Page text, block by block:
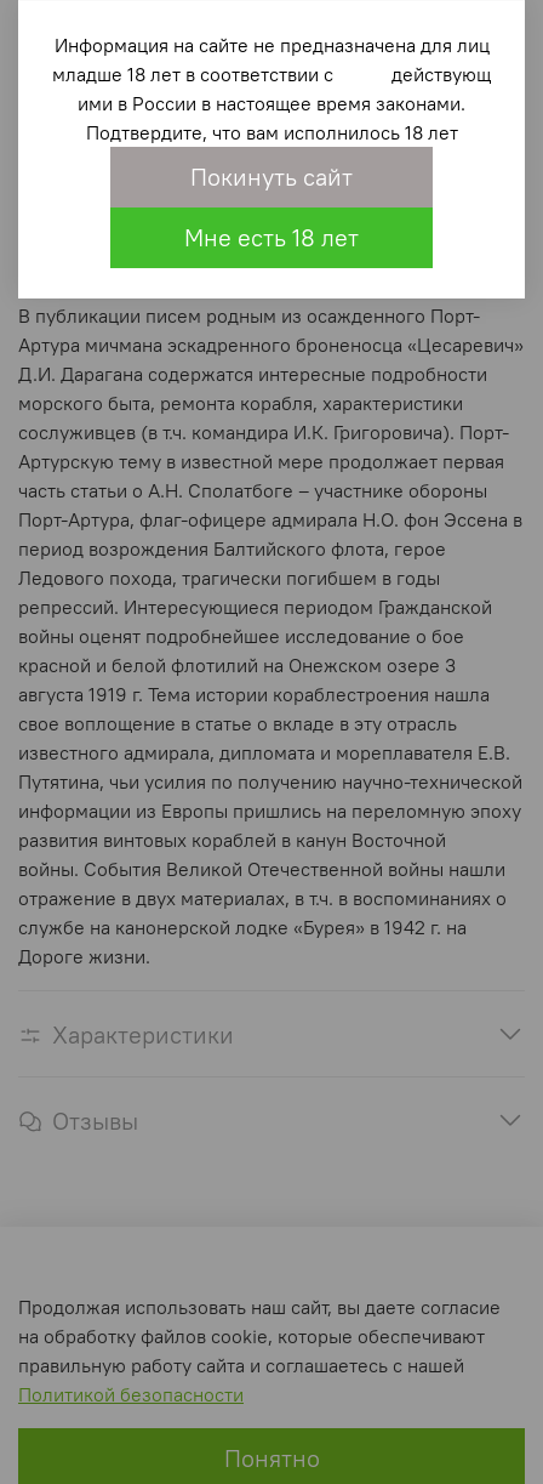
(0) В избранное
В публикации писем родным из осажденного Порт-
Артура мичмана эскадренного броненосца «Цесаревич»
Д.И. Дарагана содержатся интересные подробности
морского быта, ремонта корабля, характеристики
сослуживцев (в т.ч. командира И.К. Григоровича). Порт-
Артурскую тему в известной мере продолжает первая
часть статьи о А.Н. Сполатбоге – участнике обороны
Порт-Артура, флаг-офицере адмирала Н.О. фон Эссена в
период возрождения Балтийского флота, герое
Ледового похода, трагически погибшем в годы
репрессий. Интересующиеся периодом Гражданской
войны оценят подробнейшее исследование о бое
красной и белой флотилий на Онежском озере 3
августа 1919 г. Тема истории кораблестроения нашла
свое воплощение в статье о вкладе в эту отрасль
известного адмирала, дипломата и мореплавателя Е.В.
Путятина, чьи усилия по получению научно-технической
информации из Европы пришлись на переломную эпоху
развития винтовых кораблей в канун Восточной
войны. События Великой Отечественной войны нашли
отражение в двух материалах, в т.ч. в воспоминаниях о
службе на канонерской лодке «Бурея» в 1942 г. на
Дороге жизни.
Характеристики
Отзывы
Пользовательское соглашение
Условия обмена и возврата
Интернет-магазин создан на inSales
Продолжая использовать наш сайт, вы даете согласие
на обработку файлов cookie, которые обеспечивают
правильную работу сайта и соглашаетесь с нашей
Политикой безопасности
Понятно
Информация на сайте не предназначена для лиц
младше 18 лет в соответствии с действующ
ими в России в настоящее время законами.
Подтвердите, что вам исполнилось 18 лет
Покинуть сайт
Мне есть 18 лет